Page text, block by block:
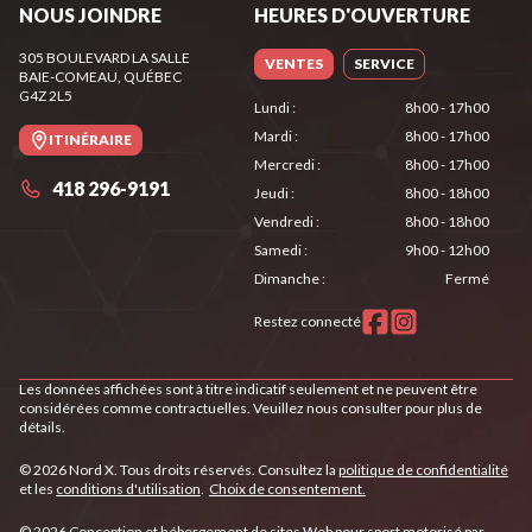
NOUS JOINDRE
305 BOULEVARD LA SALLE
BAIE-COMEAU, QUÉBEC
G4Z 2L5
ITINÉRAIRE
418 296-9191
HEURES D'OUVERTURE
VENTES SERVICE
Lundi:
8h00 - 17h00
Mardi:
8h00 - 17h00
Mercredi:
8h00 - 17h00
Jeudi:
8h00 - 18h00
Vendredi:
8h00 - 18h00
Samedi:
9h00 - 12h00
Dimanche: Fermé
Restez connecté
Les données affichées sont à titre indicatif seulement et ne peuvent être
considérées comme contractuelles. Veuillez nous consulter pour plus de
détails.
© 2026 Nord X. Tous droits réservés. Consultez la politique de confidentialité
et les conditions d'utilisation. Choix de consentement.